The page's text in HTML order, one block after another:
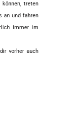
treten
an und fahren
immer im
vorher auch